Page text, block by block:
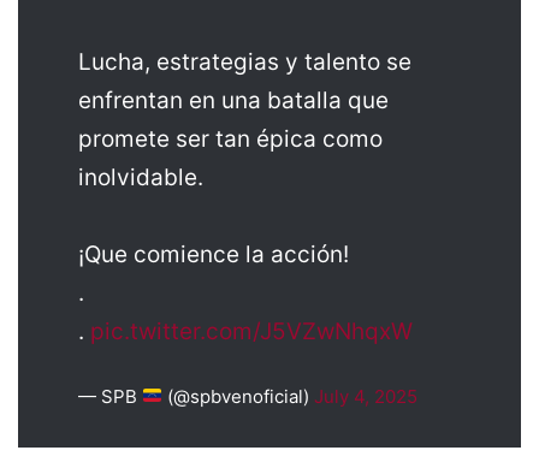
Lucha, estrategias y talento se
enfrentan en una batalla que
promete ser tan épica como
inolvidable.
¡Que comience la acción!
.
. pic.twitter.com/J5VZwNhqxW
— SPB (@spbvenoficial) July 4, 2025